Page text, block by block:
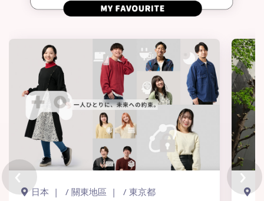
日本 / 關東地區 / 東京都
‹ ›